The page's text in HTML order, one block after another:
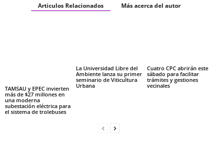
Articulos Relacionados Más acerca del autor
TAMSAU y EPEC invierten
más de $27 millones en
una moderna
subestación eléctrica para
el sistema de trolebuses
La Universidad Libre del
Ambiente lanza su primer
seminario de Viticultura
Urbana
Cuatro CPC abrirán este
sábado para facilitar
trámites y gestiones
vecinales